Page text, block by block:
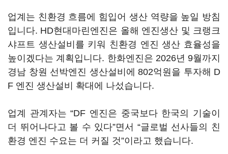
업계는 친환경 흐름에 힘입어 생산 역량을 높일 방침
입니다. HD현대마린엔진은 올해 엔진생산 및 크랭크
샤프트 생산설비를 키워 친환경 엔진 생산 효율성을
높이겠다는 계획입니다. 한화엔진은 2026년 9월까지
경남 창원 선박엔진 생산설비에 802억원을 투자해 D
F 엔진 생산설비 확대에 나섰습니다.
업계 관계자는 “DF 엔진은 중국보다 한국의 기술이
더 뛰어나다고 볼 수 있다”면서 “글로벌 선사들의 친
환경 엔진 수요는 더 커질 것”이라고 했습니다.